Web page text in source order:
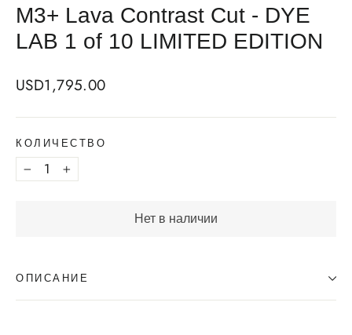
M3+ Lava Contrast Cut - DYE
LAB 1 of 10 LIMITED EDITION
Regular
USD1,795.00
КОЛИЧЕСТВО
− +
Нет в наличии
ОПИСАНИЕ